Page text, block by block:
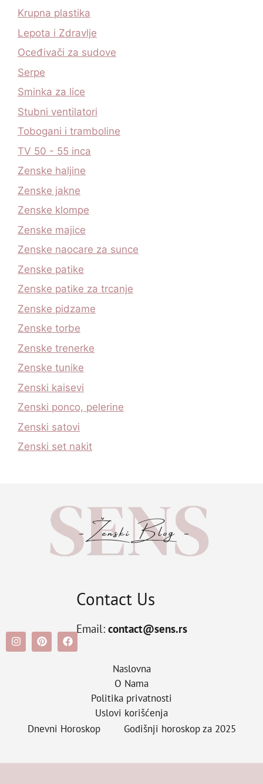
Krupna plastika
Lepota i Zdravlje
Oceđivači za sudove
Serpe
Sminka za lice
Stubni ventilatori
Tobogani i tramboline
TV 50 - 55 inca
Zenske haljine
Zenske jakne
Zenske klompe
Zenske majice
Zenske naocare za sunce
Zenske patike
Zenske patike za trcanje
Zenske pidzame
Zenske torbe
Zenske trenerke
Zenske tunike
Zenski kaisevi
Zenski ponco, pelerine
Zenski satovi
Zenski set nakit
Contact Us
Email: contact@sens.rs
Naslovna
O Nama
Politika privatnosti
Uslovi korišćenja
Dnevni Horoskop
Godišnji horoskop za 2025